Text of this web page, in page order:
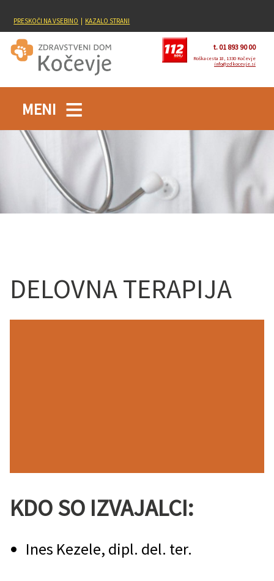
PRESKOČI NA VSEBINO KAZALO STRANI
t. 01 893 90 00
Roška cesta 18, 1330 Kočevje
info@zdkocevje.si
MENI
DELOVNA TERAPIJA
KDO SO IZVAJALCI:
Ines Kezele, dipl. del. ter.